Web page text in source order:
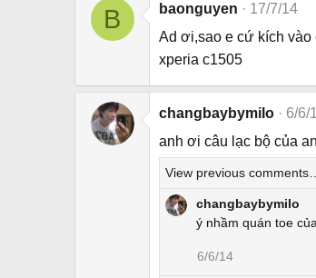
B baonguyen
17/7/14
Ad ơi,sao e cứ kích vào
xperia c1505
changbaybymilo
6/6/
anh ơi câu lạc bộ của
View previous
changbaybymilo
ý nhầm quán toe
6/6/14